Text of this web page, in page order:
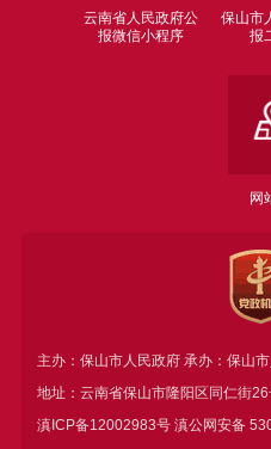
云南省人民政府公
报微信小程序
保山市
报
网
主办：保山市人民政府 承办：保山
地址：云南省保山市隆阳区同仁街26
滇ICP备12002983号滇公网安备